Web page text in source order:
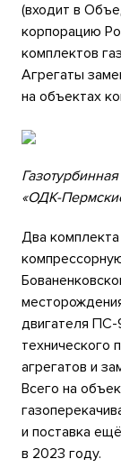
(входит в
корпорацию
комплектов
Агрегаты
на объектах
«ОДК-
Два
двигателя
технического
агрегатов и
Всего на
и поставка
в 2023 году.